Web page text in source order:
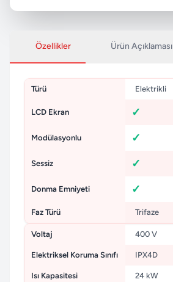
Özellikler Ürün Açıklaması
Türü Elektrikli
LCD Ekran
Modülasyonlu
Sessiz
Donma Emniyeti
Faz Türü Trifaze
Voltaj 400 V
Elektriksel Koruma Sınıfı IPX4D
Isı Kapasitesi 24 kW